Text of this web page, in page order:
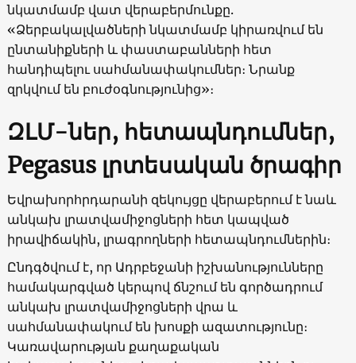
նկատմամբ վատ վերաբերմունքը.
«Ձերբակալվածների նկատմամբ կիրառվում են
ընտանիքների և փաստաբանների հետ
հանդիպելու սահմանափակումներ։ Նրանք
զրկվում են բուժօգնությունից»։
ԶԼՄ-ներ, հետապնդումներ,
Pegasus լրտեսական ծրագիր
Եվրախորհրդարանի զեկույցը վերաբերում է նաև
անկախ լրատվամիջոցների հետ կապված
իրավիճակին, լրագրողների հետապնդումներին։
Ընդգծվում է, որ Ադրբեջանի իշխանությունները
համակարգված կերպով ճնշում են գործադրում
անկախ լրատվամիջոցների վրա և
սահմանափակում են խոսքի ազատությունը։
Կառավարության քաղաքական